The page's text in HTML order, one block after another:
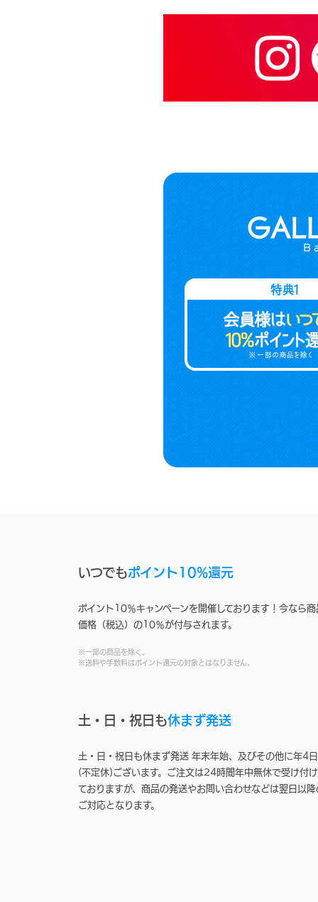
いつでもポイント10%還元
ポイント10％キャンペーンを開催しております！今なら商
価格（税込）の10％が付与されます。
※一部の商品を除く。
※送料や手数料はポイント還元の対象とはなりません。
土・日・祝日も休まず発送
土・日・祝日も休まず発送 年末年始、及びその他に年4日
(不定休)ございます。ご注文は24時間年中無休で受け付け
ておりますが、商品の発送やお問い合わせなどは翌日以降
ご対応となります。